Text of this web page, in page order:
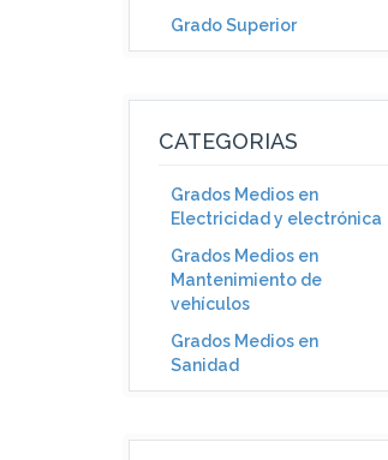
Grado Superior
CATEGORIAS
Grados Medios en
Electricidad y electrónica
Grados Medios en
Mantenimiento de
vehículos
Grados Medios en
Sanidad